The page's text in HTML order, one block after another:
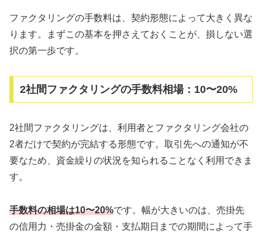
ファクタリングの手数料は、契約形態によって大きく異な
ります。まずこの基本を押さえておくことが、損しない選
択の第一歩です。
2社間ファクタリングの手数料相場：10〜20%
2社間ファクタリングは、利用者とファクタリング会社の
2者だけで契約が完結する形態です。取引先への通知が不
要なため、資金繰りの状況を知られることなく利用できま
す。
手数料の相場は10〜20%です。幅が大きいのは、売掛先
の信用力・売掛金の金額・支払期日までの期間によって手